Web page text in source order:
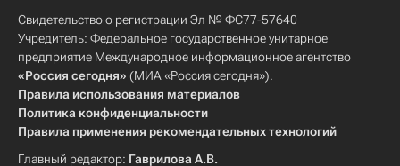
Свидетельство о регистрации Эл № ФС77-57640
Учредитель: Федеральное государственное унитарное
предприятие Международное информационное агентство
«Россия сегодня» (МИА «Россия сегодня»).
Правила использования материалов
Политика конфиденциальности
Правила применения рекомендательных технологий
Главный редактор: Гаврилова А.В.